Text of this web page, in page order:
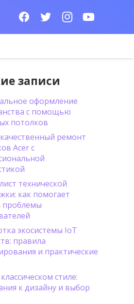
записи
оформление
с помощью
потолков
ремонт
Acer с
технической
как помогает
проблемы
экосистемы IoT
правила
и практические
стиле:
к дизайну и выбор